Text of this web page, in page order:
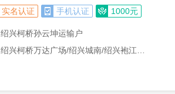
实名认证 手机认证 1000元
绍兴柯桥孙云坤运输户
绍兴柯桥万达广场/绍兴城南/绍兴袍江…